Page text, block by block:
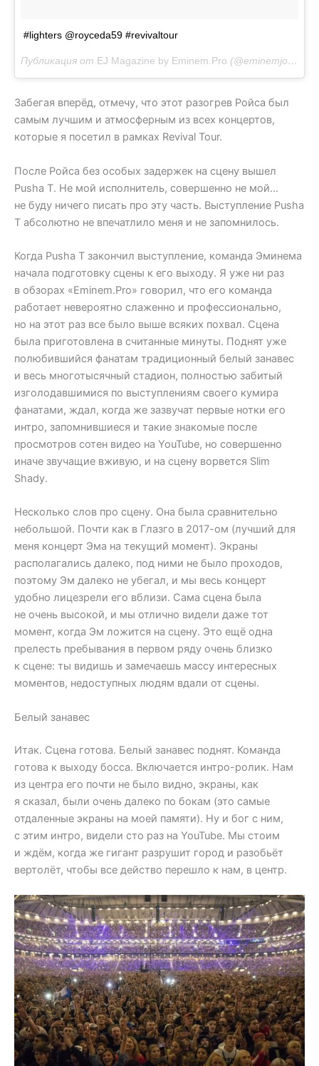
#lighters @royceda59 #revivaltour
Публикация от EJ Magazine by Eminem.Pro (@eminemjournal)
Забегая вперёд, отмечу, что этот разогрев Ройса был
самым лучшим и атмосферным из всех концертов,
которые я посетил в рамках Revival Tour.
После Ройса без особых задержек на сцену вышел
Pusha T. Не мой исполнитель, совершенно не мой…
не буду ничего писать про эту часть. Выступление Pusha
T абсолютно не впечатлило меня и не запомнилось.
Когда Pusha T закончил выступление, команда Эминема
начала подготовку сцены к его выходу. Я уже ни раз
в обзорах «Eminem.Pro» говорил, что его команда
работает невероятно слаженно и профессионально,
но на этот раз все было выше всяких похвал. Сцена
была приготовлена в считанные минуты. Поднят уже
полюбившийся фанатам традиционный белый занавес
и весь многотысячный стадион, полностью забитый
изголодавшимися по выступлениям своего кумира
фанатами, ждал, когда же зазвучат первые нотки его
интро, запомнившиеся и такие знакомые после
просмотров сотен видео на YouTube, но совершенно
иначе звучащие вживую, и на сцену ворвется Slim
Shady.
Несколько слов про сцену. Она была сравнительно
небольшой. Почти как в Глазго в 2017-ом (лучший для
меня концерт Эма на текущий момент). Экраны
располагались далеко, под ними не было проходов,
поэтому Эм далеко не убегал, и мы весь концерт
удобно лицезрели его вблизи. Сама сцена была
не очень высокой, и мы отлично видели даже тот
момент, когда Эм ложится на сцену. Это ещё одна
прелесть пребывания в первом ряду очень близко
к сцене: ты видишь и замечаешь массу интересных
моментов, недоступных людям вдали от сцены.
Белый занавес
Итак. Сцена готова. Белый занавес поднят. Команда
готова к выходу босса. Включается интро-ролик. Нам
из центра его почти не было видно, экраны, как
я сказал, были очень далеко по бокам (это самые
отдаленные экраны на моей памяти). Ну и бог с ним,
с этим интро, видели сто раз на YouTube. Мы стоим
и ждём, когда же гигант разрушит город и разобьёт
вертолёт, чтобы все действо перешло к нам, в центр.